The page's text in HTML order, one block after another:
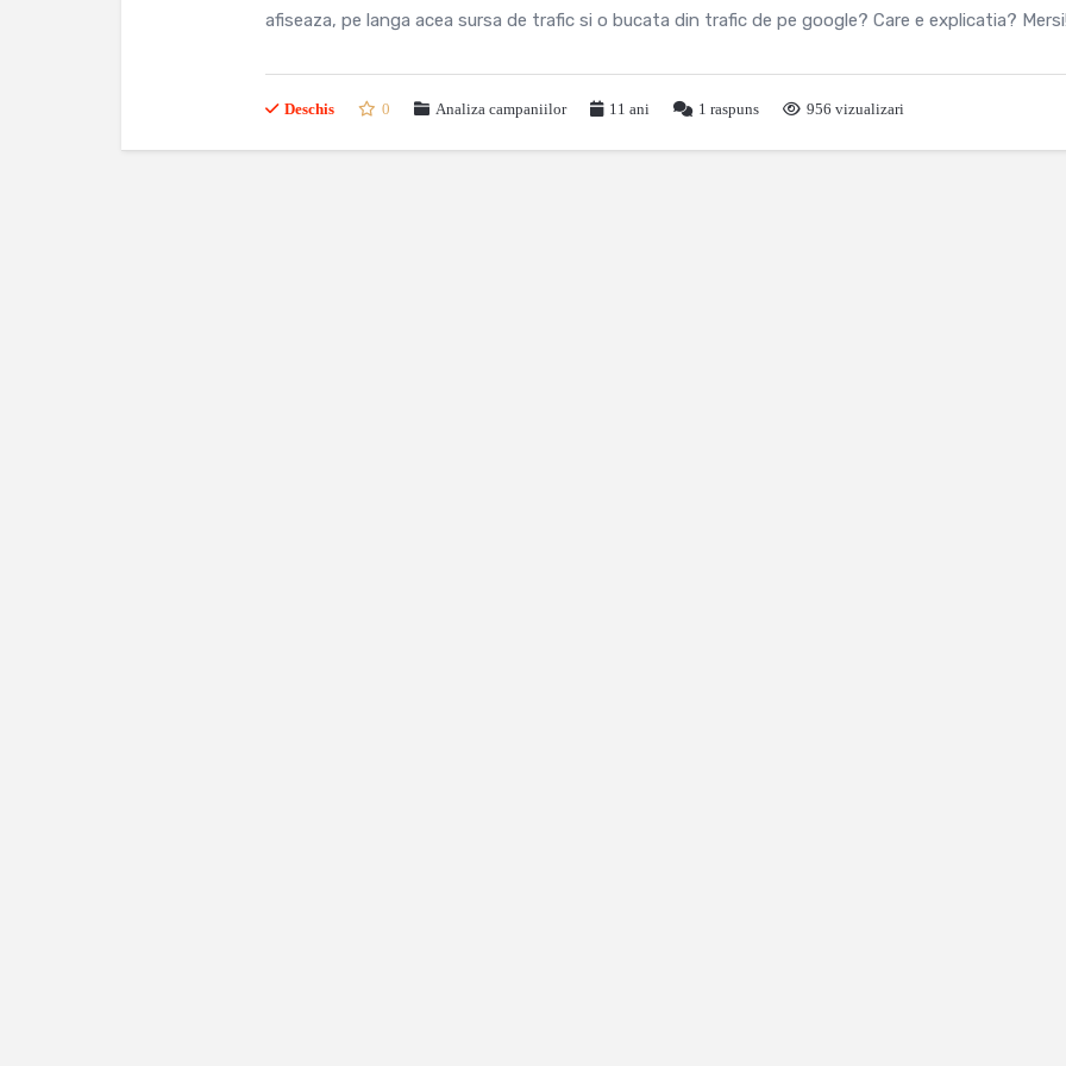
afiseaza, pe langa acea sursa de trafic si o bucata din trafic de pe google? Care e explicatia?
Deschis 0 Analiza campaniilor 11 ani 1 raspuns 956 vizualizari